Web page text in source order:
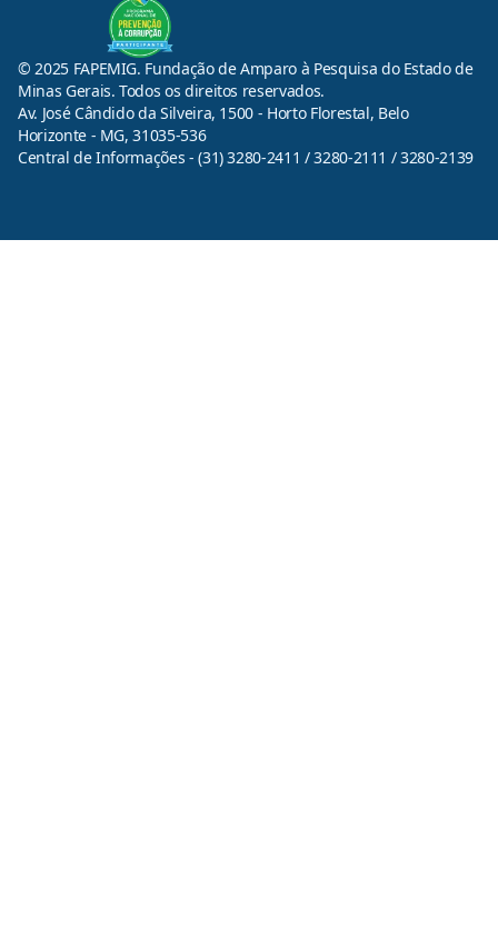
© 2025 FAPEMIG. Fundação de Amparo à Pesquisa do Estado de
Minas Gerais. Todos os direitos reservados.
Av. José Cândido da Silveira, 1500 - Horto Florestal, Belo
Horizonte - MG, 31035-536
Central de Informações - (31) 3280-2411 / 3280-2111 / 3280-2139